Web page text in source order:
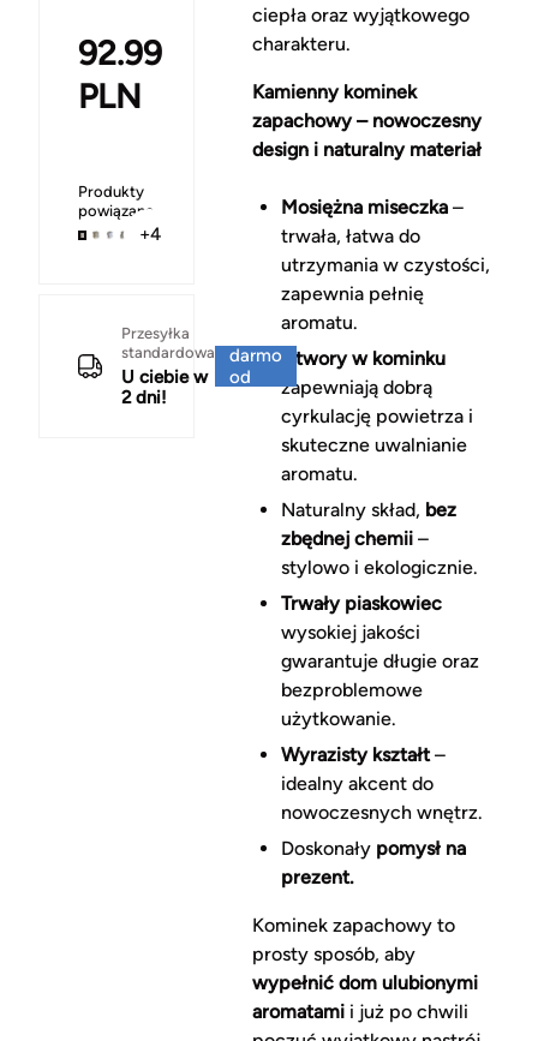
92.99
PLN
Produkty
powiązane
+4
Przesyłka
standardowa
U ciebie w
2 dni!
darmo
od
ciepła oraz wyjątkowego
charakteru.
Kamienny kominek
zapachowy – nowoczesny
design i naturalny materiał
Mosiężna miseczka–
trwała, łatwa do
utrzymania w czystości,
zapewnia pełnię
aromatu.
Otwory w kominku
zapewniają dobrą
cyrkulację powietrza i
skuteczne uwalnianie
aromatu.
Naturalny skład, bez
zbędnej chemii–
stylowo i ekologicznie.
Trwały piaskowiec
wysokiej jakości
gwarantuje długie oraz
bezproblemowe
użytkowanie.
Wyrazisty kształt–
idealny akcent do
nowoczesnych wnętrz.
Doskonały pomysł na
prezent.
Kominek zapachowy to
prosty sposób, aby
wypełnić dom ulubionymi
aromatamii już po chwili